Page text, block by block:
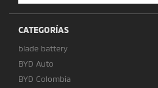
CATEGORÍAS
blade battery
BYD Auto
BYD Colombia